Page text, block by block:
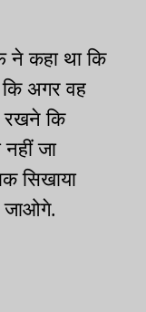
ने कहा था कि
कि अगर वह
रखने कि
नहीं जा
सिखाया
जाओगे.